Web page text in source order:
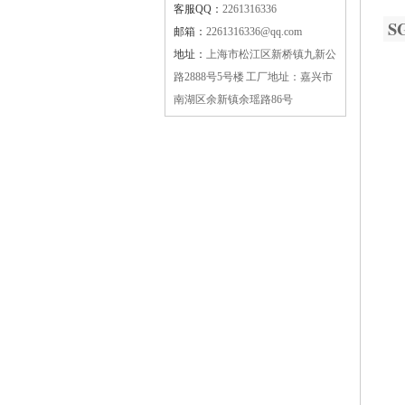
客服QQ： 2261316336
邮箱： 2261316336@qq.com
地址： 上海市松江区新桥镇九新公
路2888号5号楼 工厂地址：嘉兴市
南湖区余新镇余瑶路86号